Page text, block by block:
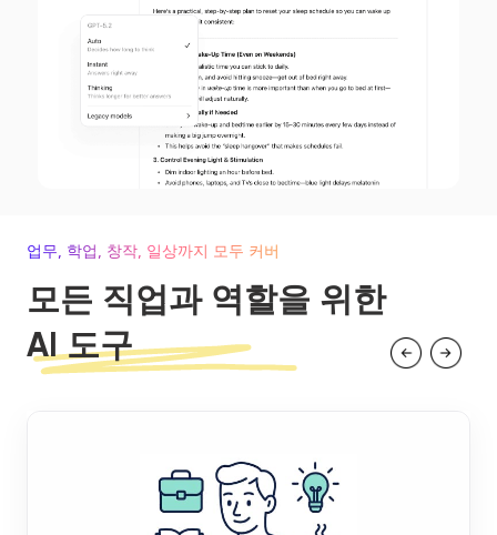
업무, 학업, 창작, 일상까지 모두 커버
모든 직업과 역할을 위한
AI 도구